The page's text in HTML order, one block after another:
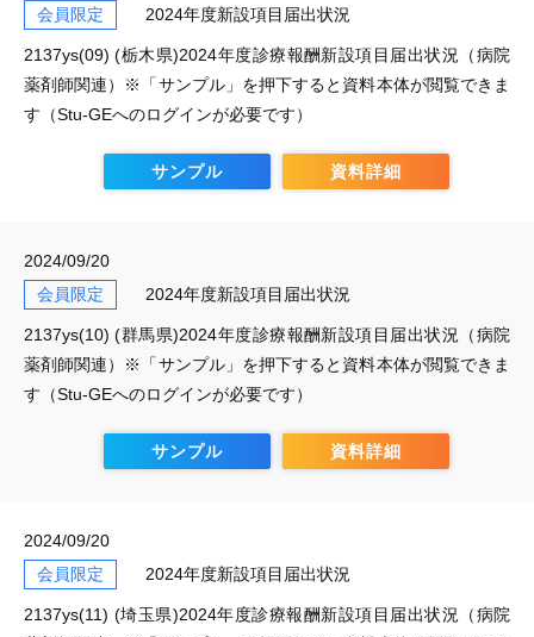
会員限定
2024年度新設項目届出状況
2137ys(09) (栃木県)2024年度診療報酬新設項目届出状況（病院
薬剤師関連）※「サンプル」を押下すると資料本体が閲覧できま
す（Stu-GEへのログインが必要です）
サンプル 資料詳細
2024/09/20
会員限定
2024年度新設項目届出状況
2137ys(10) (群馬県)2024年度診療報酬新設項目届出状況（病院
薬剤師関連）※「サンプル」を押下すると資料本体が閲覧できま
す（Stu-GEへのログインが必要です）
サンプル 資料詳細
2024/09/20
会員限定
2024年度新設項目届出状況
2137ys(11) (埼玉県)2024年度診療報酬新設項目届出状況（病院